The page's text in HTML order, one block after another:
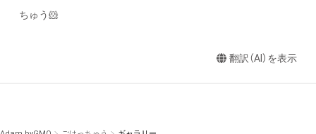
ちゅう🐹
翻訳（AI）を表示